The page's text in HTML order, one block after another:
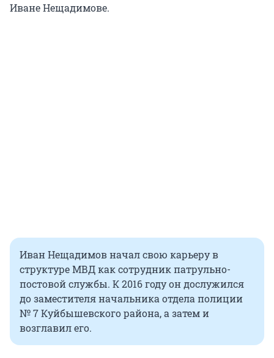
Иване Нещадимове.
Иван Нещадимов начал свою карьеру в
структуре МВД как сотрудник патрульно-
постовой службы. К 2016 году он дослужился
до заместителя начальника отдела полиции
№ 7 Куйбышевского района, а затем и
возглавил его.